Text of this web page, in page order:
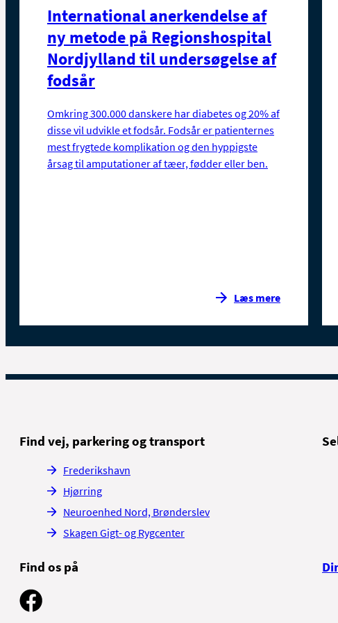
International anerkendelse af
ny metode på Regionshospital
Nordjylland til undersøgelse af
fodsår
Omkring 300.000 danskere har diabetes og 20% af
disse vil udvikle et fodsår. Fodsår er patienternes
mest frygtede komplikation og den hyppigste
årsag til amputationer af tæer, fødder eller ben.
Læs mere
Find vej, parkering og transport
Frederikshavn
Hjørring
Neuroenhed Nord, Brønderslev
Skagen Gigt- og Rygcenter
Find os på